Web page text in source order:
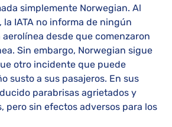
simplemente Norwegian. Al
la IATA no informa de ningún
desde que comenzaron
Sin embargo, Norwegian sigue
otro incidente que puede
susto a sus pasajeros. En sus
parabrisas agrietados y
pero sin efectos adversos para los